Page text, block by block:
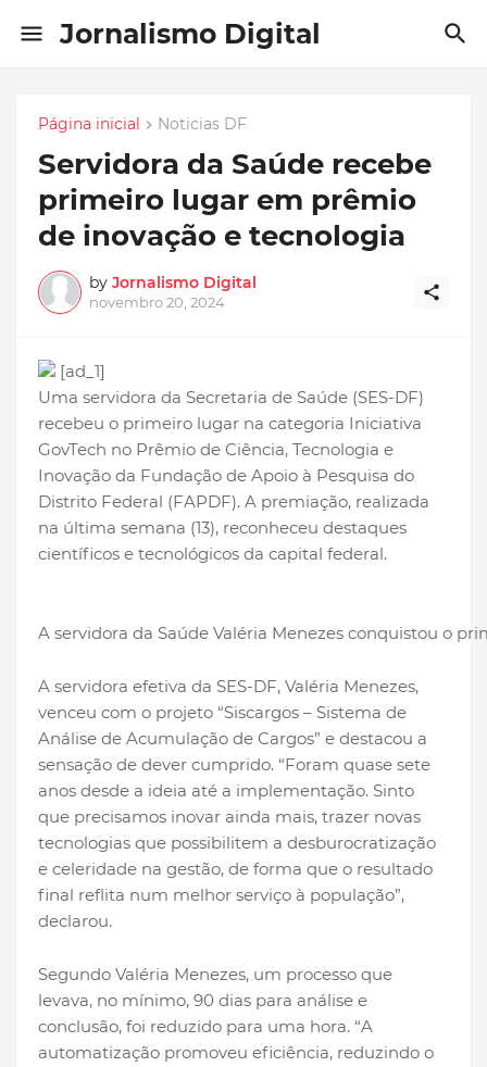
Jornalismo Digital
Página inicial Noticias DF
Servidora da Saúde recebe
primeiro lugar em prêmio
de inovação e tecnologia
by Jornalismo Digital
novembro 20, 2024
[ad_1]
Uma servidora da Secretaria de Saúde (SES-DF)
recebeu o primeiro lugar na categoria Iniciativa
GovTech no Prêmio de Ciência, Tecnologia e
Inovação da Fundação de Apoio à Pesquisa do
Distrito Federal (FAPDF). A premiação, realizada
na última semana (13), reconheceu destaques
científicos e tecnológicos da capital federal.
A servidora da Saúde Valéria Menezes conquistou o
A servidora efetiva da SES-DF, Valéria Menezes,
venceu com o projeto “Siscargos – Sistema de
Análise de Acumulação de Cargos” e destacou a
sensação de dever cumprido. “Foram quase sete
anos desde a ideia até a implementação. Sinto
que precisamos inovar ainda mais, trazer novas
tecnologias que possibilitem a desburocratização
e celeridade na gestão, de forma que o resultado
final reflita num melhor serviço à população”,
declarou.
Segundo Valéria Menezes, um processo que
levava, no mínimo, 90 dias para análise e
conclusão, foi reduzido para uma hora. “A
automatização promoveu eficiência, reduzindo o